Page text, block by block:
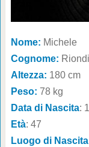
Nome: Michele
Cognome:
Altezza: 180 cm
Peso: 78 kg
Data di Nascita:
Età: 47
Luogo di